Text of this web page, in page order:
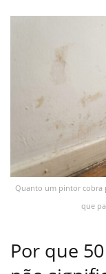
Quanto um pintor cobra
que
Por que